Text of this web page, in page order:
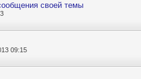
своей темы
09:15